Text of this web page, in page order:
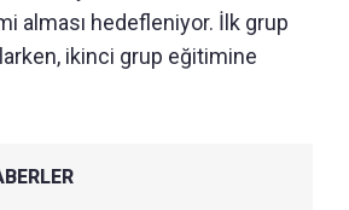
alması hedefleniyor. İlk grup
ikinci grup eğitimine